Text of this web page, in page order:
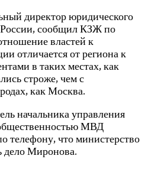
директор юридического
сообщил КЗЖ по
властей к
отличается от региона к
в таких местах, как
строже, чем с
как Москва.
начальника управления
МВД
что министерство
дело Миронова.